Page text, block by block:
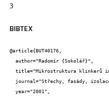
3
BIBTEX
@article{BUT40176,